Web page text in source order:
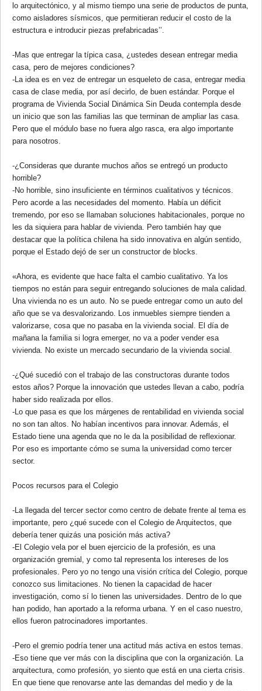
lo arquitectónico, y al mismo tiempo una serie de productos de punta,
como aisladores sísmicos, que permitieran reducir el costo de la
estructura e introducir piezas prefabricadas’’.
-Mas que entregar la típica casa, ¿ustedes desean entregar media
casa, pero de mejores condiciones?
-La idea es en vez de entregar un esqueleto de casa, entregar media
casa de clase media, por así decirlo, de buen estándar. Porque el
programa de Vivienda Social Dinámica Sin Deuda contempla desde
un inicio que son las familias las que terminan de ampliar las casa.
Pero que el módulo base no fuera algo rasca, era algo importante
para nosotros.
-¿Consideras que durante muchos años se entregó un producto
horrible?
-No horrible, sino insuficiente en términos cualitativos y técnicos.
Pero acorde a las necesidades del momento. Había un déficit
tremendo, por eso se llamaban soluciones habitacionales, porque no
les da siquiera para hablar de vivienda. Pero también hay que
destacar que la política chilena ha sido innovativa en algún sentido,
porque el Estado dejó de ser un constructor de blocks.
«Ahora, es evidente que hace falta el cambio cualitativo. Ya los
tiempos no están para seguir entregando soluciones de mala calidad.
Una vivienda no es un auto. No se puede entregar como un auto del
año que se va desvalorizando. Los inmuebles siempre tienden a
valorizarse, cosa que no pasaba en la vivienda social. El día de
mañana la familia si logra emerger, no va a poder vender esa
vivienda. No existe un mercado secundario de la vivienda social.
-¿Qué sucedió con el trabajo de las constructoras durante todos
estos años? Porque la innovación que ustedes llevan a cabo, podría
haber sido realizada por ellos.
-Lo que pasa es que los márgenes de rentabilidad en vivienda social
no son tan altos. No habían incentivos para innovar. Además, el
Estado tiene una agenda que no le da la posibilidad de reflexionar.
Por eso es importante cómo se suma la universidad como tercer
sector.
Pocos recursos para el Colegio
-La llegada del tercer sector como centro de debate frente al tema es
importante, pero ¿qué sucede con el Colegio de Arquitectos, que
debería tener quizás una posición más activa?
-El Colegio vela por el buen ejercicio de la profesión, es una
organización gremial, y como tal representa los intereses de los
profesionales. Pero yo no tengo una visión crítica del Colegio, porque
conozco sus limitaciones. No tienen la capacidad de hacer
investigación, como sí lo tienen las universidades. Dentro de lo que
han podido, han aportado a la reforma urbana. Y en el caso nuestro,
ellos fueron patrocinadores importantes.
-Pero el gremio podría tener una actitud más activa en estos temas.
-Eso tiene que ver más con la disciplina que con la organización. La
arquitectura, como profesión, yo siento que está en una cierta crisis.
En que tiene que renovarse ante las demandas del medio y de la